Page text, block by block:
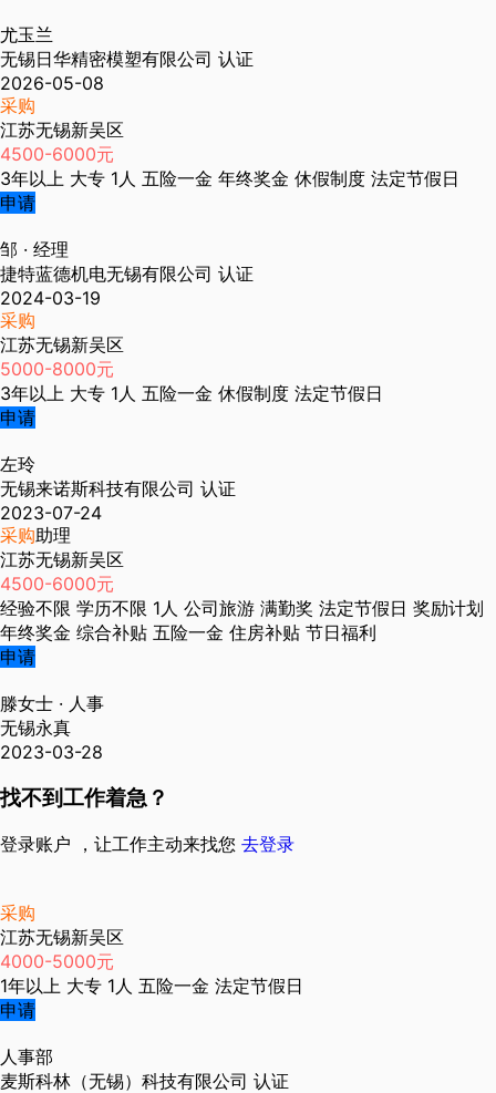
尤玉兰
无锡日华精密模塑有限公司 认证
2026-05-08
采购
江苏无锡新吴区
4500-6000元
3年以上 大专 1人 五险一金 年终奖金 休假制度 法定节假日
申请
邹 · 经理
捷特蓝德机电无锡有限公司 认证
2024-03-19
采购
江苏无锡新吴区
5000-8000元
3年以上 大专 1人 五险一金 休假制度 法定节假日
申请
左玲
无锡来诺斯科技有限公司 认证
2023-07-24
采购助理
江苏无锡新吴区
4500-6000元
经验不限 学历不限 1人 公司旅游 满勤奖 法定节假日 奖励计划
年终奖金 综合补贴 五险一金 住房补贴 节日福利
申请
滕女士 · 人事
无锡永真
2023-03-28
找不到工作着急？
登录账户 ，让工作主动来找您 去登录
采购
江苏无锡新吴区
4000-5000元
1年以上 大专 1人 五险一金 法定节假日
申请
人事部
麦斯科林（无锡）科技有限公司 认证